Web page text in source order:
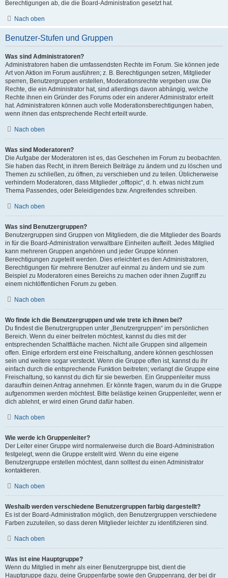
Berechtigungen ab, die die Board-Administration gesetzt hat.
Nach oben
Benutzer-Stufen und Gruppen
Was sind Administratoren?
Administratoren haben die umfassendsten Rechte im Forum. Sie können jede
Art von Aktion im Forum ausführen; z. B. Berechtigungen setzen, Mitglieder
sperren, Benutzergruppen erstellen, Moderationsrechte vergeben usw. Die
Rechte, die ein Administrator hat, sind allerdings davon abhängig, welche
Rechte ihnen ein Gründer des Forums oder ein anderer Administrator erteilt
hat. Administratoren können auch volle Moderationsberechtigungen haben,
wenn ihnen das entsprechende Recht erteilt wurde.
Nach oben
Was sind Moderatoren?
Die Aufgabe der Moderatoren ist es, das Geschehen im Forum zu beobachten.
Sie haben das Recht, in ihrem Bereich Beiträge zu ändern und zu löschen und
Themen zu schließen, zu öffnen, zu verschieben und zu teilen. Üblicherweise
verhindern Moderatoren, dass Mitglieder „offtopic“, d. h. etwas nicht zum
Thema Passendes, oder Beleidigendes bzw. Angreifendes schreiben.
Nach oben
Was sind Benutzergruppen?
Benutzergruppen sind Gruppen von Mitgliedern, die die Mitglieder des Boards
in für die Board-Administration verwaltbare Einheiten aufteilt. Jedes Mitglied
kann mehreren Gruppen angehören und jeder Gruppe können
Berechtigungen zugeteilt werden. Dies erleichtert es den Administratoren,
Berechtigungen für mehrere Benutzer auf einmal zu ändern und sie zum
Beispiel zu Moderatoren eines Bereichs zu machen oder ihnen Zugriff zu
einem nichtöffentlichen Forum zu geben.
Nach oben
Wo finde ich die Benutzergruppen und wie trete ich ihnen bei?
Du findest die Benutzergruppen unter „Benutzergruppen“ im persönlichen
Bereich. Wenn du einer beitreten möchtest, kannst du dies mit der
entsprechenden Schaltfläche machen. Nicht alle Gruppen sind allgemein
offen. Einige erfordern erst eine Freischaltung, andere können geschlossen
sein und weitere sogar versteckt. Wenn die Gruppe offen ist, kannst du ihr
einfach durch die entsprechende Funktion beitreten; verlangt die Gruppe eine
Freischaltung, so kannst du dich für sie bewerben. Ein Gruppenleiter muss
daraufhin deinen Antrag annehmen. Er könnte fragen, warum du in die Gruppe
aufgenommen werden möchtest. Bitte belästige keinen Gruppenleiter, wenn er
dich ablehnt, er wird einen Grund dafür haben.
Nach oben
Wie werde ich Gruppenleiter?
Der Leiter einer Gruppe wird normalerweise durch die Board-Administration
festgelegt, wenn die Gruppe erstellt wird. Wenn du eine eigene
Benutzergruppe erstellen möchtest, dann solltest du einen Administrator
kontaktieren.
Nach oben
Weshalb werden verschiedene Benutzergruppen farbig dargestellt?
Es ist der Board-Administration möglich, den Benutzergruppen verschiedene
Farben zuzuteilen, so dass deren Mitglieder leichter zu identifizieren sind.
Nach oben
Was ist eine Hauptgruppe?
Wenn du Mitglied in mehr als einer Benutzergruppe bist, dient die
Hauptgruppe dazu, deine Gruppenfarbe sowie den Gruppenrang, der bei dir